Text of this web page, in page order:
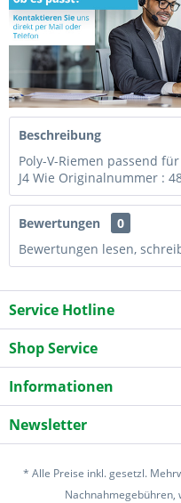
Beschreibung
Poly-V-Riemen passend
J4 Wie Originalnummer :
Bewertungen
0
Bewertungen lesen,
Service Hotline
Shop Service
Informationen
Newsletter
* Alle Preise inkl. gesetzl.
Nachnahmegebühren,